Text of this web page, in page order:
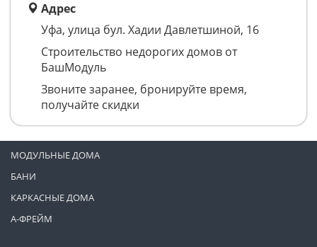
Адрес
Уфа, улица бул. Хадии Давлетшиной, 16
Строительство недорогих домов от
БашМодуль
Звоните заранее, бронируйте время,
получайте скидки
МОДУЛЬНЫЕ ДОМА
БАНИ
КАРКАСНЫЕ ДОМА
А-ФРЕЙМ